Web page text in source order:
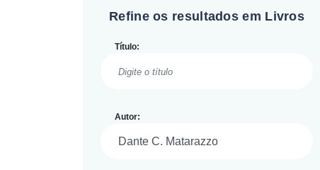
Refine os resultados em Livros
Título:
Autor: